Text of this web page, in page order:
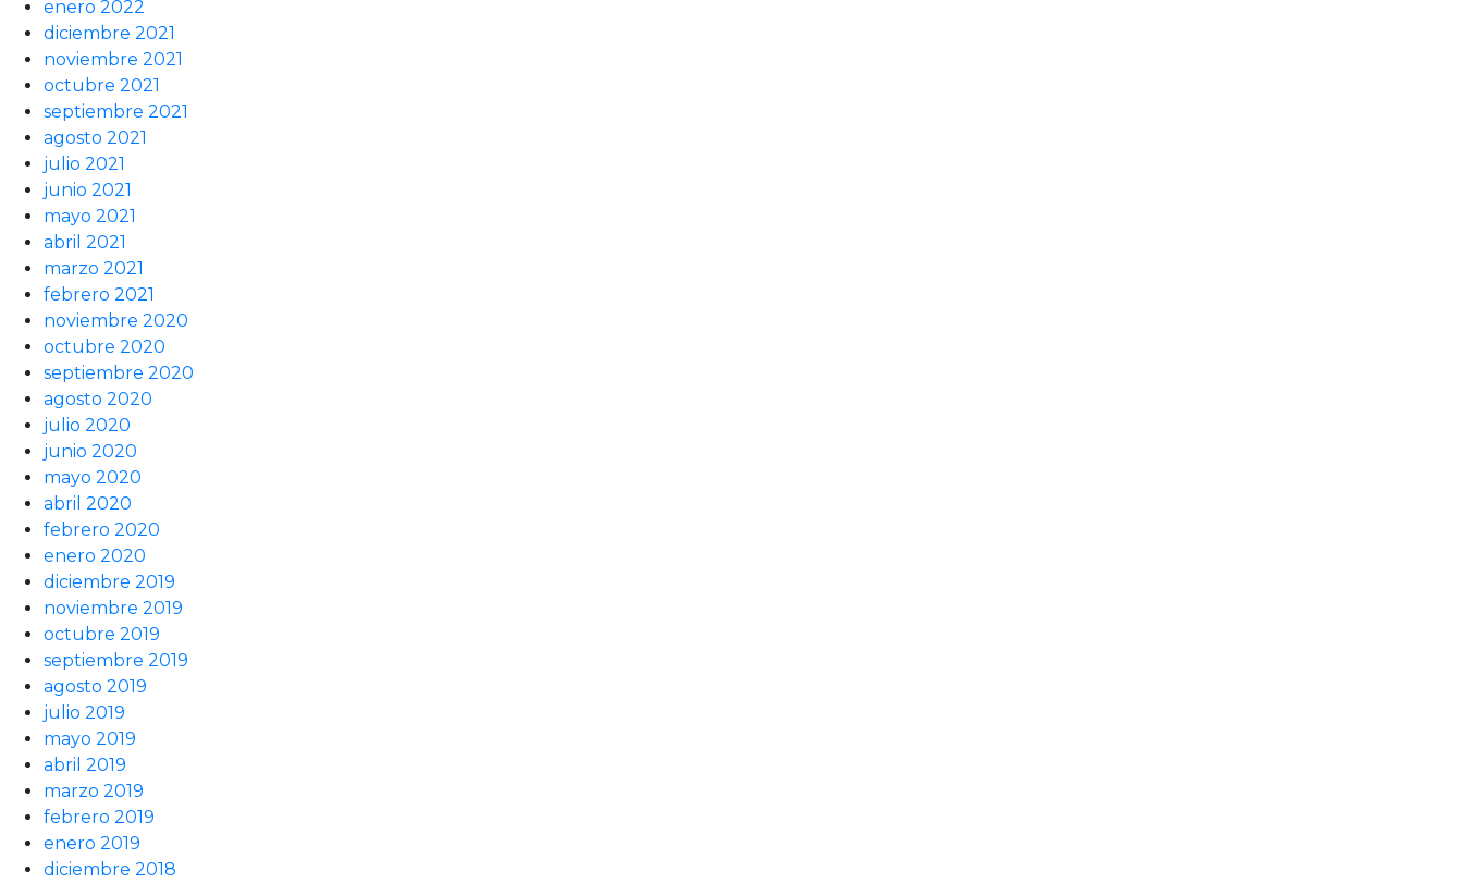
enero 2022
diciembre 2021
noviembre 2021
octubre 2021
septiembre 2021
agosto 2021
julio 2021
junio 2021
mayo 2021
abril 2021
marzo 2021
febrero 2021
noviembre 2020
octubre 2020
septiembre 2020
agosto 2020
julio 2020
junio 2020
mayo 2020
abril 2020
febrero 2020
enero 2020
diciembre 2019
noviembre 2019
octubre 2019
septiembre 2019
agosto 2019
julio 2019
mayo 2019
abril 2019
marzo 2019
febrero 2019
enero 2019
diciembre 2018